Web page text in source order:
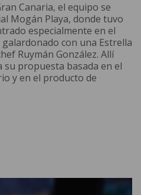
Canaria, el equipo se
Mogán Playa, donde tuvo
especialmente en el
con una Estrella
Ruymán González. Allí
su propuesta basada en el
y en el producto de